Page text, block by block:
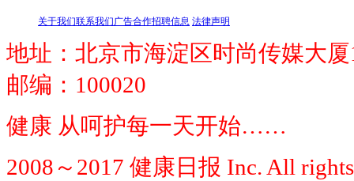
关于我们联系我们广告合作招聘信息 法律声明
地址：北京市海淀区时尚传媒大厦
邮编：100020
健康 从呵护每一天开始……
2008～2017 健康日报 Inc. All